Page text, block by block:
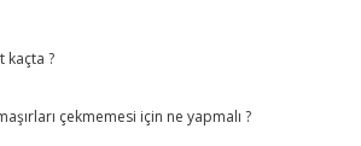
kaçta ?
çekmemesi için ne yapmalı ?